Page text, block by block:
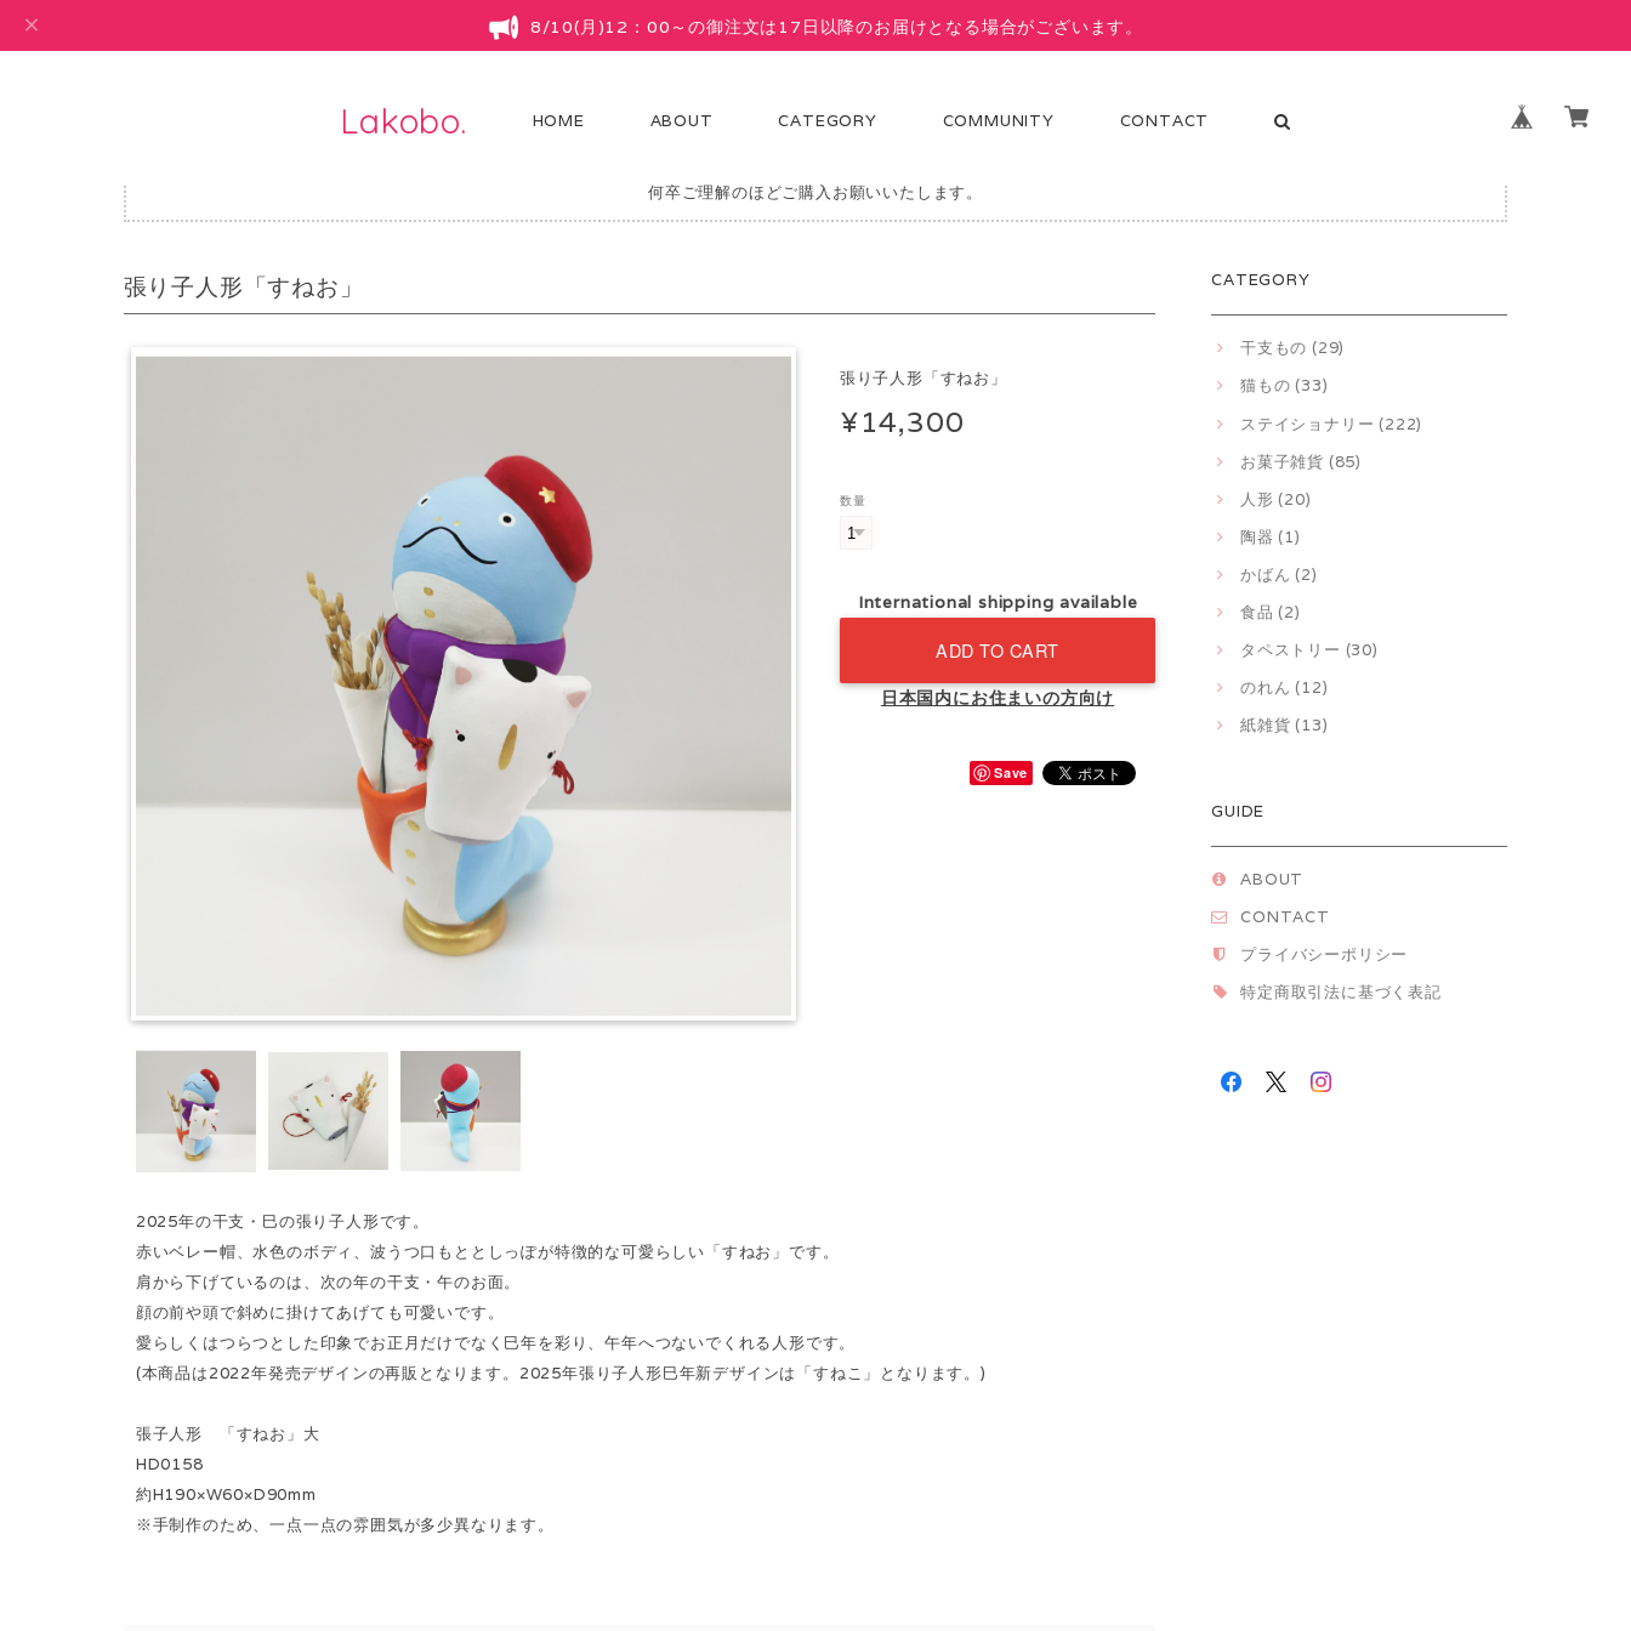
8/10(月)12：00～の御注文は17日以降のお届けとなる場合がございます。
Lakobo. HOME ABOUT CATEGORY COMMUNITY
CONTACT
何卒ご理解のほどご購入お願いいたします。
張り子人形「すねお」
張り子人形「すねお」
¥14,300
数量
International shipping available
ADD TO CART
日本国内にお住まいの方向け
Save
2025年の干支・巳の張り子人形です。
赤いベレー帽、水色のボディ、波うつ口もととしっぽが特徴的な可愛らしい「すねお」です。
肩から下げているのは、次の年の干支・午のお面。
顔の前や頭で斜めに掛けてあげても可愛いです。
愛らしくはつらつとした印象でお正月だけでなく巳年を彩り、午年へつないでくれる人形です。
(本商品は2022年発売デザインの再販となります。2025年張り子人形巳年新デザインは「すねこ」となります。)
張子人形 「すねお」大
HD0158
約H190×W60×D90mm
※手制作のため、一点一点の雰囲気が多少異なります。
CATEGORY
干支もの (29)
猫もの (33)
ステイショナリー (222)
お菓子雑貨 (85)
人形 (20)
陶器 (1)
かばん (2)
食品 (2)
タペストリー (30)
のれん (12)
紙雑貨 (13)
GUIDE
ABOUT
CONTACT
プライバシーポリシー
特定商取引法に基づく表記